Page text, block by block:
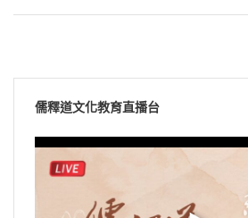
儒釋道文化教育直播台